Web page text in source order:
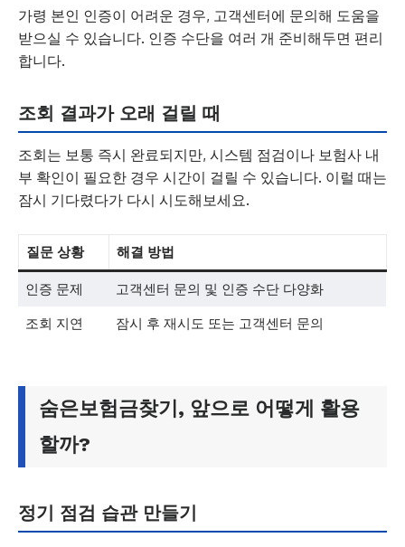
가령 본인 인증이 어려운 경우, 고객센터에 문의해 도움을
받으실 수 있습니다. 인증 수단을 여러 개 준비해두면 편리
합니다.
조회 결과가 오래 걸릴 때
조회는 보통 즉시 완료되지만, 시스템 점검이나 보험사 내
부 확인이 필요한 경우 시간이 걸릴 수 있습니다. 이럴 때는
잠시 기다렸다가 다시 시도해보세요.
질문 상황 해결 방법
인증 문제 고객센터 문의 및 인증 수단 다양화
조회 지연 잠시 후 재시도 또는 고객센터 문의
숨은보험금찾기, 앞으로 어떻게 활용
할까?
정기 점검 습관 만들기